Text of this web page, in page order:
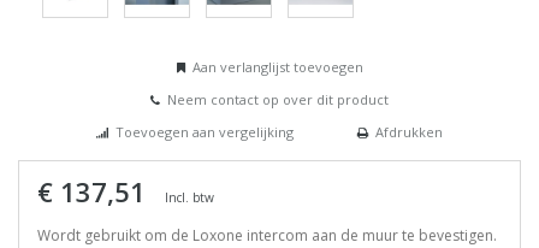
Aan verlanglijst toevoegen
Neem contact op over dit product
Toevoegen aan vergelijking
Afdrukken
€ 137,51 Incl. btw
Wordt gebruikt om de Loxone intercom aan de muur te bevestigen.